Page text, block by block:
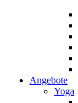
Angebote
Yoga